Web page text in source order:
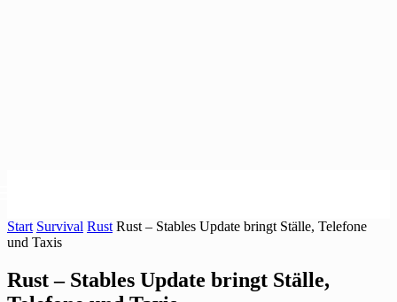
Start Survival Rust Rust – Stables Update bringt Ställe, Telefone
und Taxis
Rust – Stables Update bringt Ställe,